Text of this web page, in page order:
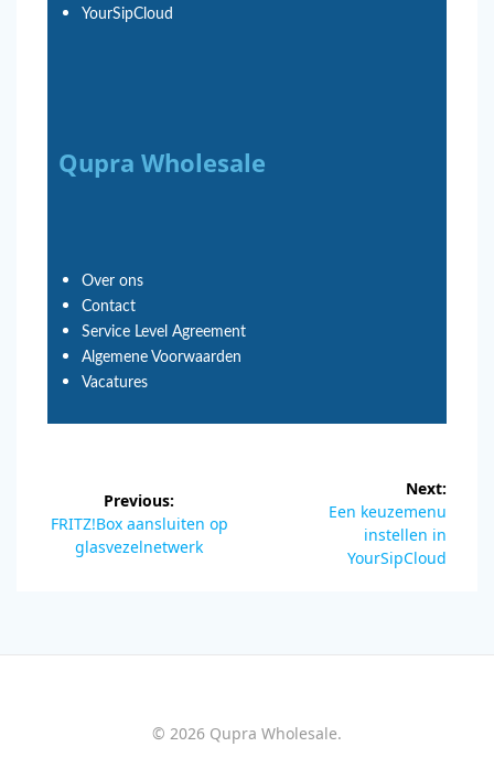
YourSipCloud
Qupra Wholesale
Over ons
Contact
Service Level Agreement
Algemene Voorwaarden
Vacatures
Previous:
FRITZ!Box aansluiten op
glasvezelnetwerk
Next:
Een keuzemenu
instellen in
YourSipCloud
© 2026 Qupra Wholesale.